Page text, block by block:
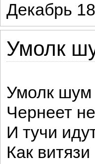
Декабрь
Умолк
Умолк шум
Чернеет
И тучи
Как